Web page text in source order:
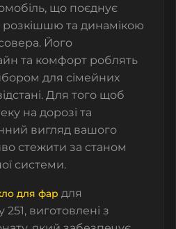
що поєднує
розкішшю та динамікою
Його
та комфорт роблять
для сімейних
Для того щоб
на дорозі та
вигляд вашого
стежити за станом
системи.
для фар для
251, виготовлені з